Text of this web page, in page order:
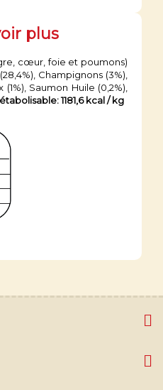
plus
cœur, foie et poumons)
Champignons (3%),
Saumon Huile (0,2%),
1181,6 kcal / kg